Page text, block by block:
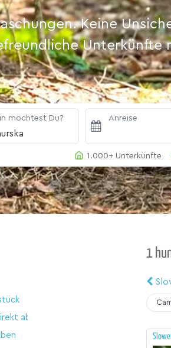
Keine
Unterkünfte
möchtest Du? Anreise
1.000+ Unterkünfte
ab Haus
1